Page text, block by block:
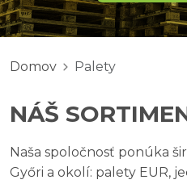
Domov Palety
NÁŠ
Naša spoločnosť ponúka
Győri a okolí: palety EUR,